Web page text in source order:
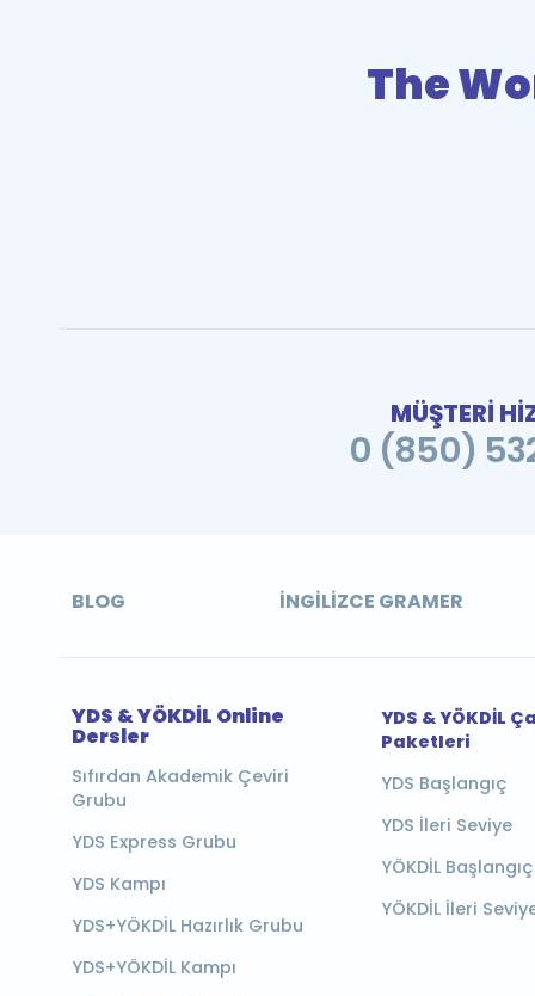
The
MÜŞTERİ
0 (850)
BLOG İNGILIZCE GRAMER
YDS & YÖKDİL Online
Dersler
Sıfırdan Akademik Çeviri
Grubu
YDS Express Grubu
YDS Kampı
YDS+YÖKDİL Hazırlık Grubu
YDS+YÖKDİL Kampı
YDS & YÖKDİL
Paketleri
YDS Başlangıç
YDS İleri Seviye
YÖKDİL Başlangıç
YÖKDİL İleri